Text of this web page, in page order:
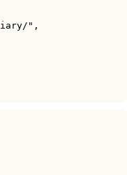
",